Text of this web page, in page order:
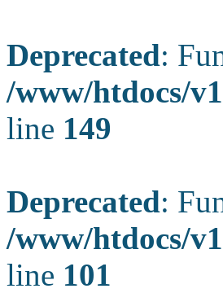
Deprecated:
/www/htdocs/
line 149
Deprecated:
/www/htdocs/
line 101